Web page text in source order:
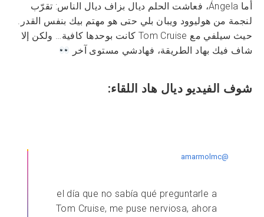
أما Ángela، فعاشت الحلم ديال بزاف ديال الناس: تقرّب
لنجمة من هوليوود ويبان بلي حتى هو مهتم بيك بنفس القدر.
حيث سيلفي مع Tom Cruise كانت بوحدها كافية… ولكن إلا
شاف فيك بهاد الطريقة، فهادشي مستوى آخر
شوف الفيديو ديال هاد اللقاء:
@amarmolmc
el día que no sabía qué preguntarle a
Tom Cruise, me puse nerviosa, ahora